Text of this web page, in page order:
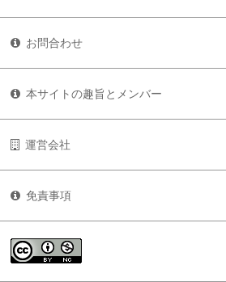
お問合わせ
本サイトの趣旨とメンバー
運営会社
免責事項